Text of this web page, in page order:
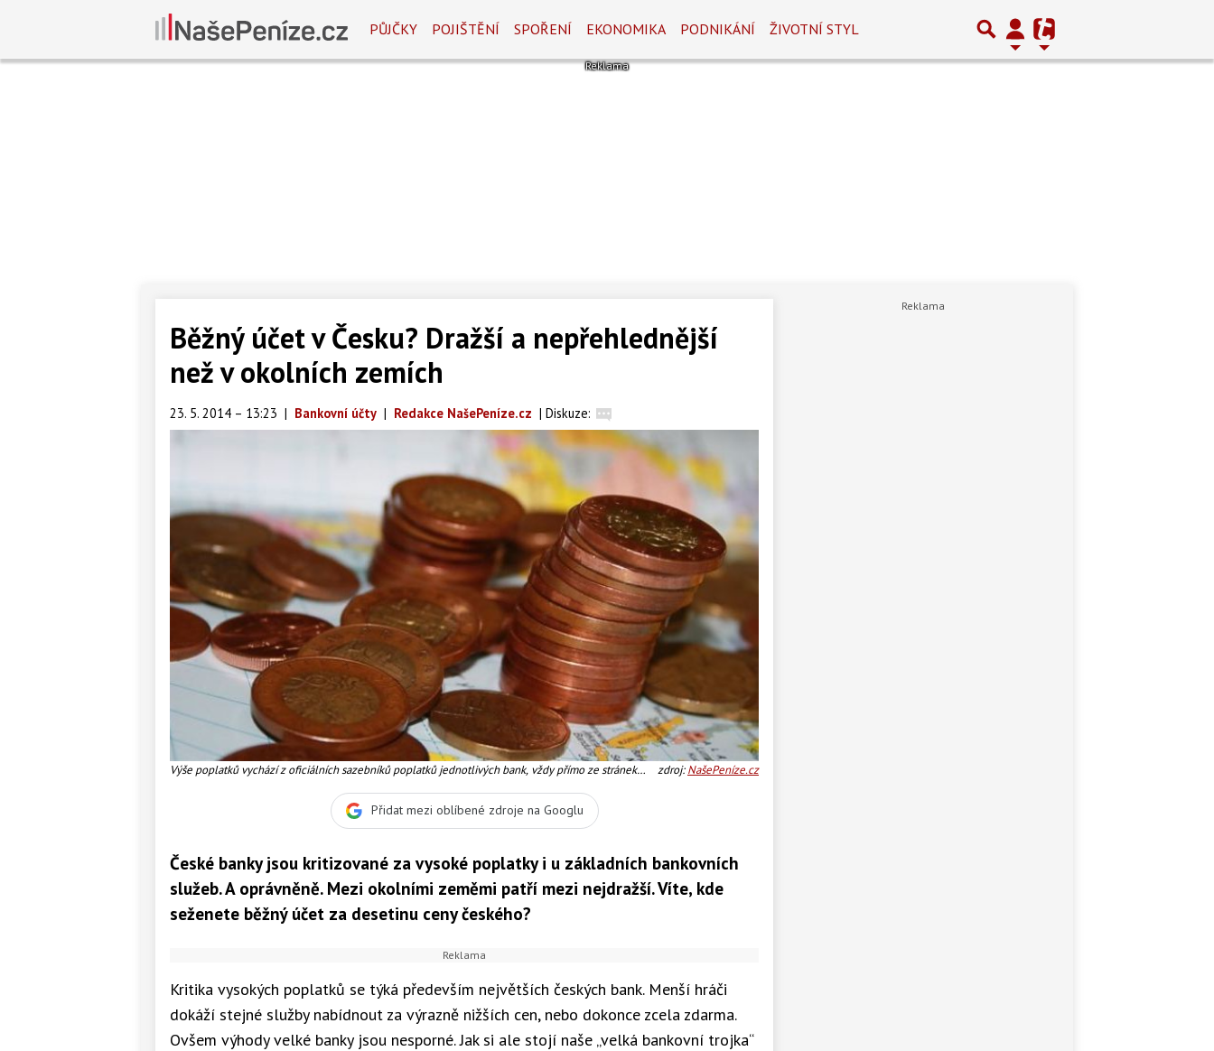
PŮJČKY POJIŠTĚNÍ SPOŘENÍ EKONOMIKA PODNIKÁNÍ ŽIVOTNÍ STYL
Běžný účet v Česku? Dražší a nepřehlednější
než v okolních zemích
23. 5. 2014 – 13:23 | Bankovní účty | Redakce NašePeníze.cz | Diskuze:
Výše poplatků vychází z oficiálních sazebníků poplatků jednotlivých bank, vždy přímo ze stránek
zdroj:NašePeníze.cz
Přidat mezi oblíbené zdroje na Googlu
České banky jsou kritizované za vysoké poplatky i u základních bankovních
služeb. A oprávněně. Mezi okolními zeměmi patří mezi nejdražší. Víte, kde
seženete běžný účet za desetinu ceny českého?
Kritika vysokých poplatků se týká především největších českých bank. Menší hráči
dokáží stejné služby nabídnout za výrazně nižších cen, nebo dokonce zcela zdarma.
Ovšem výhody velké banky jsou nesporné. Jak si ale stojí naše „velká bankovní trojka“